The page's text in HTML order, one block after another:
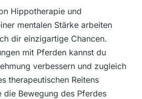
Hippotherapie und
mentalen Stärke arbeiten
dir einzigartige Chancen.
mit Pferden kannst du
verbessern und zugleich
therapeutischen Reitens
die Bewegung des Pferdes